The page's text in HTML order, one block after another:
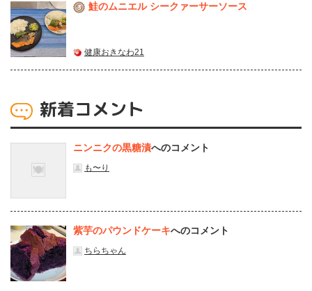
3 鮭のムニエル シークァーサーソース
健康おきなわ21
新着コメント
ニンニクの黒糖漬へのコメント
も〜り
紫芋のパウンドケーキへのコメント
ちらちゃん